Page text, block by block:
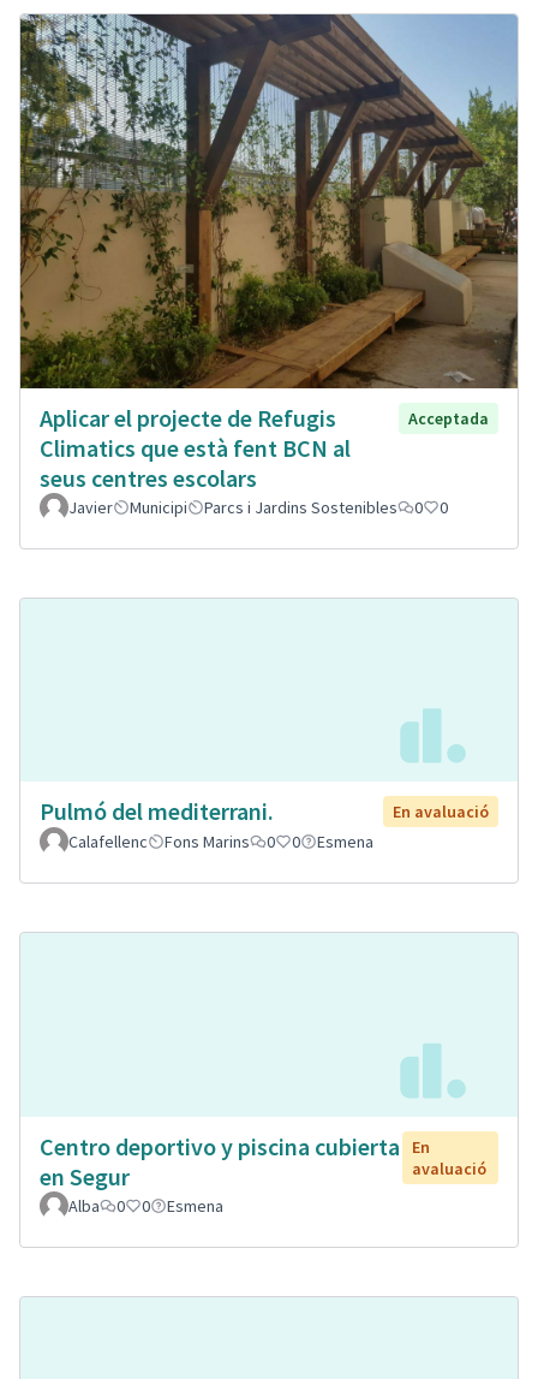
Aplicar el projecte de Refugis
Climatics que està fent BCN al
seus centres escolars
Acceptada
Javier Municipi Parcs i Jardins Sostenibles 0 0
Pulmó del mediterrani.
En avaluació
Calafellenc
Fons Marins 0 0 Esmena
Centro deportivo y piscina cubierta
en Segur
En
avaluació
Alba
0 0 Esmena